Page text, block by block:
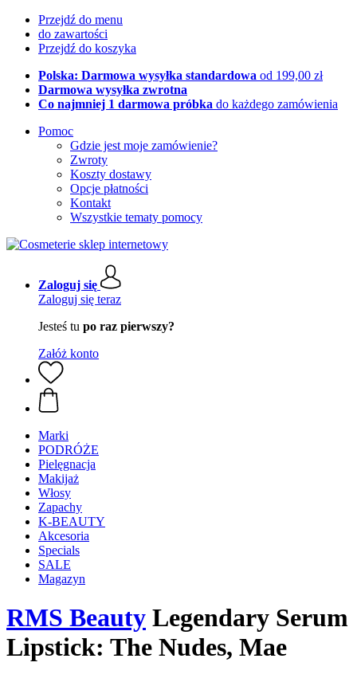
Przejdź do menu
do zawartości
Przejdź do koszyka
Polska: Darmowa wysyłka standardowa od 199,00 zł
Darmowa wysyłka zwrotna
Co najmniej 1 darmowa próbka do każdego zamówienia
Pomoc
Gdzie jest moje zamówienie?
Zwroty
Koszty dostawy
Opcje płatności
Kontakt
Wszystkie tematy pomocy
Zaloguj się
Zaloguj się teraz
Jesteś tu po raz pierwszy?
Załóż konto
Marki
PODRÓŻE
Pielęgnacja
Makijaż
Włosy
Zapachy
K-BEAUTY
Akcesoria
Specials
SALE
Magazyn
RMS Beauty Legendary Serum
Lipstick: The Nudes, Mae